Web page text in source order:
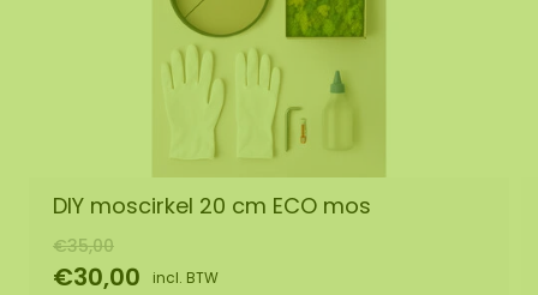
DIY moscirkel 20 cm ECO mos
€35,00
€30,00 incl. BTW